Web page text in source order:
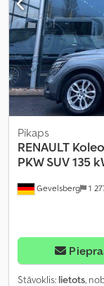
Gevelsberg 1
Pikaps
RENAULT
PKW SUV 135
Stāvoklis: lietots,